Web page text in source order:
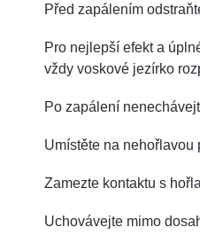
Před zapálením
Pro nejlepší efekt a
vždy voskové jezírko
Po zapálení
Umístěte na nehořlavou
Zamezte kontaktu s
Uchovávejte mimo